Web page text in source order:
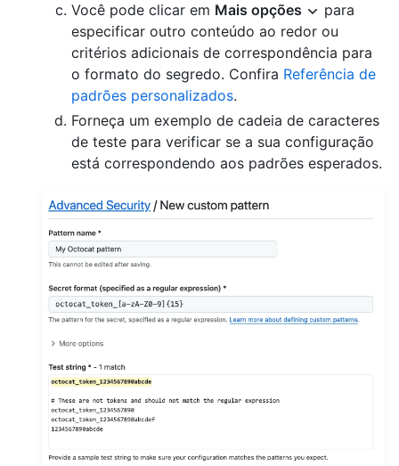
Você pode clicar em Mais opções
para
especificar outro conteúdo ao redor ou
critérios adicionais de correspondência para
o formato do segredo. Confira Referência de
padrões personalizados.
Forneça um exemplo de cadeia de caracteres
de teste para verificar se a sua configuração
está correspondendo aos padrões esperados.